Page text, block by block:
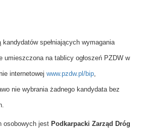
kandydatów spełniających wymagania
umieszczona na tablicy ogłoszeń PZDW w
internetowej www.pzdw.pl/bip,
nie wybrania żadnego kandydata bez
osobowych jest Podkarpacki Zarząd Dróg